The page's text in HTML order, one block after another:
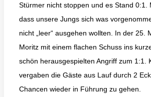
Stürmer nicht stoppen und es Stand 0:1.
dass unsere Jungs sich was
nicht „leer“ ausgehen wollten. In der 25.
Moritz mit einem flachen Schuss ins
schön herausgespielten Angriff zum 1:1.
vergaben die Gäste aus Lauf durch 2
Chancen wieder in Führung zu gehen.